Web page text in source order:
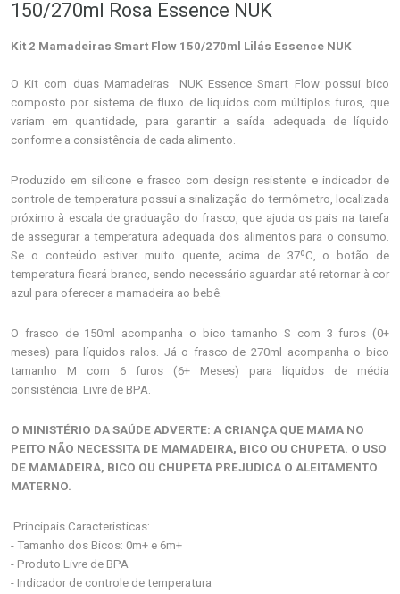
150/270ml Rosa Essence NUK
Kit 2 Mamadeiras Smart Flow 150/270ml Lilás Essence NUK
O Kit com duas Mamadeiras NUK Essence Smart Flow possui bico
composto por sistema de fluxo de líquidos com múltiplos furos, que
variam em quantidade, para garantir a saída adequada de líquido
conforme a consistência de cada alimento.
Produzido em silicone e frasco com design resistente e indicador de
controle de temperatura possui a sinalização do termômetro, localizada
próximo à escala de graduação do frasco, que ajuda os pais na tarefa
de assegurar a temperatura adequada dos alimentos para o consumo.
Se o conteúdo estiver muito quente, acima de 37ºC, o botão de
temperatura ficará branco, sendo necessário aguardar até retornar à cor
azul para oferecer a mamadeira ao bebê.
O frasco de 150ml acompanha o bico tamanho S com 3 furos (0+
meses) para líquidos ralos. Já o frasco de 270ml acompanha o bico
tamanho M com 6 furos (6+ Meses) para líquidos de média
consistência. Livre de BPA.
O MINISTÉRIO DA SAÚDE ADVERTE: A CRIANÇA QUE MAMA NO
PEITO NÃO NECESSITA DE MAMADEIRA, BICO OU CHUPETA. O USO
DE MAMADEIRA, BICO OU CHUPETA PREJUDICA O ALEITAMENTO
MATERNO.
Principais Características:
- Tamanho dos Bicos: 0m+ e 6m+
- Produto Livre de BPA
- Indicador de controle de temperatura